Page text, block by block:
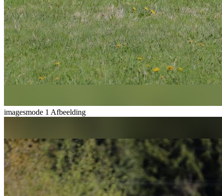
imagesmode 1 Afbeelding